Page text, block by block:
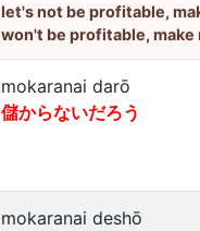
let's not be profitable,
won't be profitable, make
mokaranai darō
儲からないだろう
mokaranai deshō